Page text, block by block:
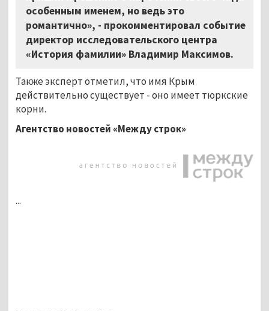
особенным именем, но ведь это
романтично», - прокомментировал событие
директор исследовательского центра
«История фамилии» Владимир Максимов.
Также эксперт отметил, что имя Крым
действительно существует - оно имеет тюркские
корни.
Агентство новостей «Между строк»
...